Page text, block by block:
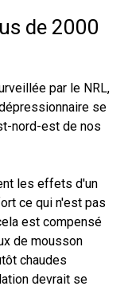
de 2000
par le NRL,
se
nord-est de nos
les effets d'un
ce qui n'est pas
est compensé
de mousson
chaudes
devrait se